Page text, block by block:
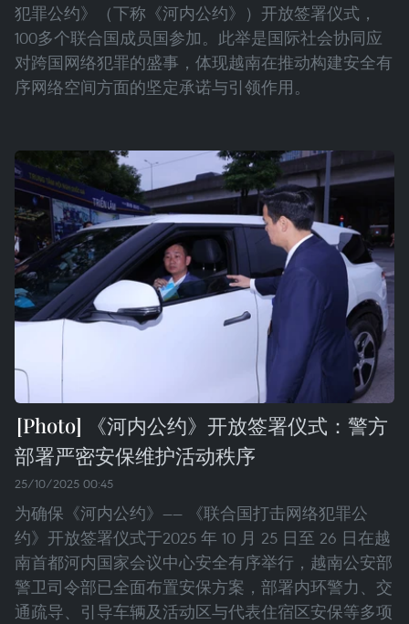
犯罪公约》（下称《河内公约》）开放签署仪式，
100多个联合国成员国参加。此举是国际社会协同应
对跨国网络犯罪的盛事，体现越南在推动构建安全有
序网络空间方面的坚定承诺与引领作用。
《河内公约》开放签署仪式：警方
部署严密安保维护活动秩序
25/10/2025 00:45
为确保《河内公约》—— 《联合国打击网络犯罪公
约》开放签署仪式于2025 年 10 月 25 日至 26 日在越
南首都河内国家会议中心安全有序举行，越南公安部
警卫司令部已全面布置安保方案，部署内环警力、交
通疏导、引导车辆及活动区与代表住宿区安保等多项